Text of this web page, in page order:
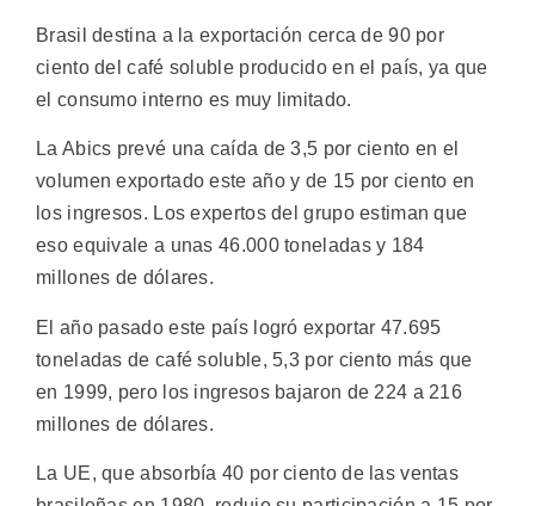
Brasil destina a la exportación cerca de 90 por
ciento del café soluble producido en el país, ya que
el consumo interno es muy limitado.
La Abics prevé una caída de 3,5 por ciento en el
volumen exportado este año y de 15 por ciento en
los ingresos. Los expertos del grupo estiman que
eso equivale a unas 46.000 toneladas y 184
millones de dólares.
El año pasado este país logró exportar 47.695
toneladas de café soluble, 5,3 por ciento más que
en 1999, pero los ingresos bajaron de 224 a 216
millones de dólares.
La UE, que absorbía 40 por ciento de las ventas